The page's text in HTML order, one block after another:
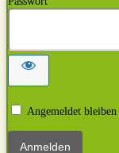
Angemeldet bleiben